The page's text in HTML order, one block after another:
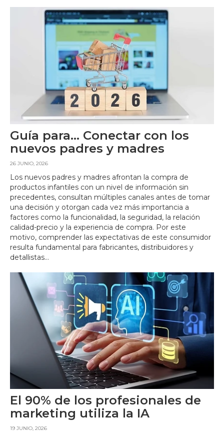
Guía para… Conectar con los
nuevos padres y madres
26 JUNIO, 2026
Los nuevos padres y madres afrontan la compra de
productos infantiles con un nivel de información sin
precedentes, consultan múltiples canales antes de tomar
una decisión y otorgan cada vez más importancia a
factores como la funcionalidad, la seguridad, la relación
calidad-precio y la experiencia de compra. Por este
motivo, comprender las expectativas de este consumidor
resulta fundamental para fabricantes, distribuidores y
detallistas...
El 90% de los profesionales de
marketing utiliza la IA
19 JUNIO, 2026